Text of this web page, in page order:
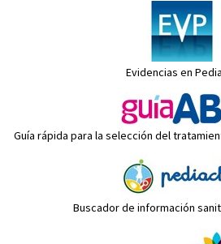
Evidencias en
Guía rápida para la selección del
Buscador de información